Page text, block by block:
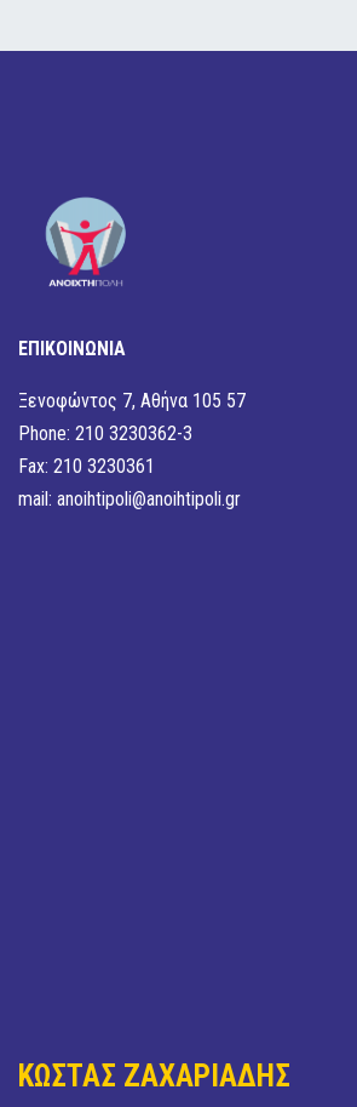
ΕΠΙΚΟΙΝΩΝΙΑ
Ξενοφώντος 7, Αθήνα 105 57
Phone: 210 3230362-3
Fax: 210 3230361
mail: anoihtipoli@anoihtipoli.gr
ΚΩΣΤΑΣ ΖΑΧΑΡΙΑΔΗΣ